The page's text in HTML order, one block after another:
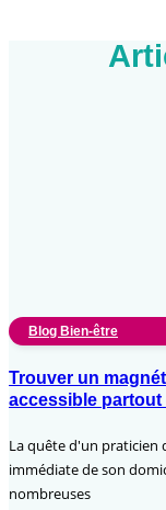
Blog Bien-être
Trouver un
accessible partout
La quête d'un praticien
immédiate de son
nombreuses